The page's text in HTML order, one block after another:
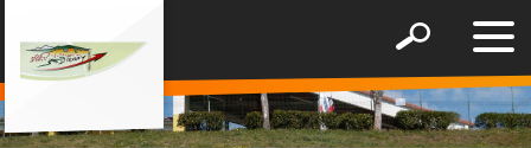
le
Afficher
formulaire
de
recherche